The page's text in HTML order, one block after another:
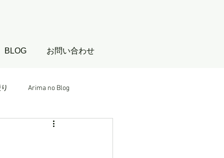
BLOG お問い合わせ
Arima no Blog